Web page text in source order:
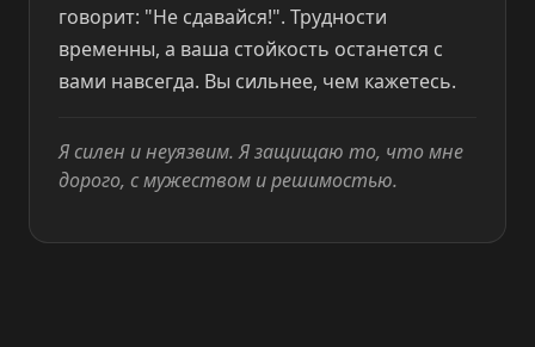
говорит: "Не сдавайся!". Трудности
временны, а ваша стойкость останется с
вами навсегда. Вы сильнее, чем кажетесь.
Я силен и неуязвим. Я защищаю то, что мне
дорого, с мужеством и решимостью.